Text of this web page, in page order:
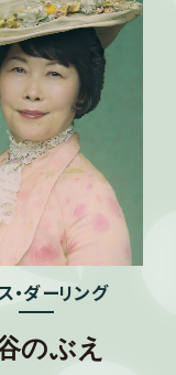
・ダーリング
のぶえ